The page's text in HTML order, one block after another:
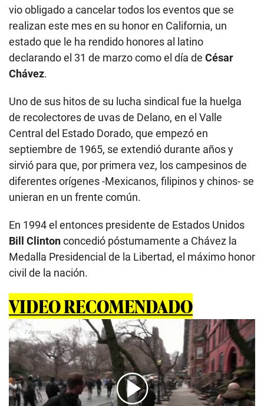
vio obligado a cancelar todos los eventos que se
realizan este mes en su honor en California, un
estado que le ha rendido honores al latino
declarando el 31 de marzo como el día de César
Chávez.
Uno de sus hitos de su lucha sindical fue la huelga
de recolectores de uvas de Delano, en el Valle
Central del Estado Dorado, que empezó en
septiembre de 1965, se extendió durante años y
sirvió para que, por primera vez, los campesinos de
diferentes orígenes -Mexicanos, filipinos y chinos- se
unieran en un frente común.
En 1994 el entonces presidente de Estados Unidos
Bill Clintonconcedió póstumamente a Chávez la
Medalla Presidencial de la Libertad, el máximo honor
civil de la nación.
VIDEO RECOMENDADO